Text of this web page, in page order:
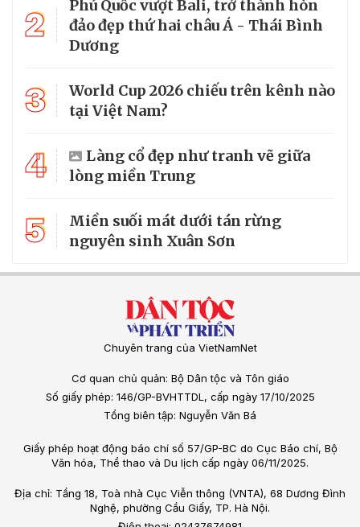
2
Phú Quốc vượt Bali, trở thành hòn
đảo đẹp thứ hai châu Á - Thái Bình
Dương
3
World Cup 2026 chiếu trên kênh nào
tại Việt Nam?
4
Làng cổ đẹp như tranh vẽ giữa
lòng miền Trung
5
Miền suối mát dưới tán rừng
nguyên sinh Xuân Sơn
Chuyên trang của VietNamNet
Cơ quan chủ quản: Bộ Dân tộc và Tôn giáo
Số giấy phép: 146/GP-BVHTTDL, cấp ngày 17/10/2025
Tổng biên tập: Nguyễn Văn Bá
Giấy phép hoạt động báo chí số 57/GP-BC do Cục Báo chí, Bộ
Văn hóa, Thể thao và Du lịch cấp ngày 06/11/2025.
Địa chỉ: Tầng 18, Toà nhà Cục Viễn thông (VNTA), 68 Dương Đình
Nghệ, phường Cầu Giấy, TP. Hà Nội.